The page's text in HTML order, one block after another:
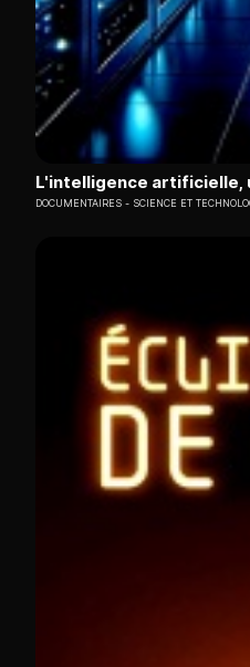
L'intelligence artificielle,
DOCUMENTAIRES SCIENCE ET